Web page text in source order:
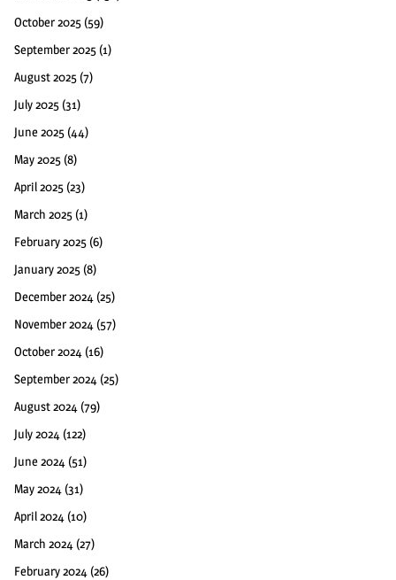
October 2025 (59)
September 2025 (1)
August 2025 (7)
July 2025 (31)
June 2025 (44)
May 2025 (8)
April 2025 (23)
March 2025 (1)
February 2025 (6)
January 2025 (8)
December 2024 (25)
November 2024 (57)
October 2024 (16)
September 2024 (25)
August 2024 (79)
July 2024 (122)
June 2024 (51)
May 2024 (31)
April 2024 (10)
March 2024 (27)
February 2024 (26)